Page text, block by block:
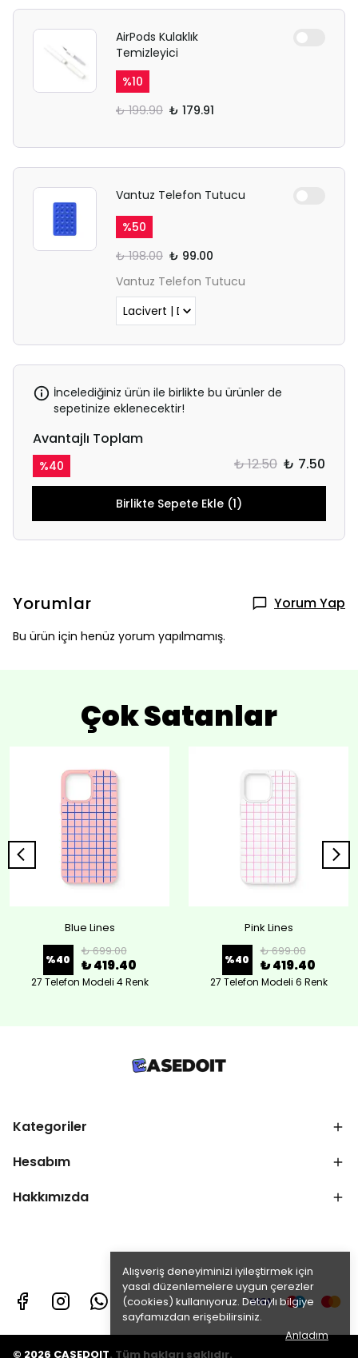
Alışveriş deneyiminizi iyileştirmek için
yasal düzenlemelere uygun çerezler
(cookies) kullanıyoruz. Detaylı bilgiye
sayfamızdan erişebilirsiniz.
Anladım
AirPods Kulaklık
Temizleyici
%10
₺ 199.90 ₺ 179.91
Vantuz Telefon Tutucu
%50
₺ 198.00 ₺ 99.00
Vantuz Telefon Tutucu
İncelediğiniz ürün ile birlikte bu ürünler de
sepetinize eklenecektir!
Avantajlı Toplam
%40 ₺ 12.50 ₺ 7.50
Birlikte Sepete Ekle (1)
Yorumlar Yorum Yap
Bu ürün için henüz yorum yapılmamış.
Çok Satanlar
Blue Lines
%40
₺ 699.00
₺ 419.40
27 Telefon Modeli 4 Renk
Pink Lines
%40
₺ 699.00
₺ 419.40
27 Telefon Modeli 6 Renk
Kategoriler
Hesabım
Hakkımızda
© 2026 CASEDOIT. Tüm hakları saklıdır.